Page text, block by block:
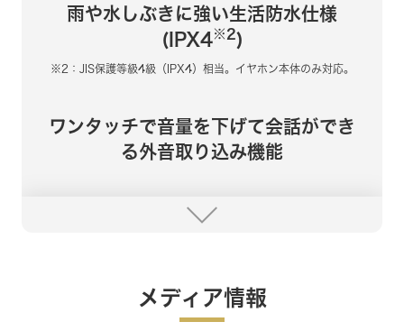
雨や水しぶきに強い生活防水仕様
(IPX4※2)
※2：JIS保護等級4級（IPX4）相当。イヤホン本体のみ対応。
ワンタッチで音量を下げて会話ができ
る外音取り込み機能
メディア情報